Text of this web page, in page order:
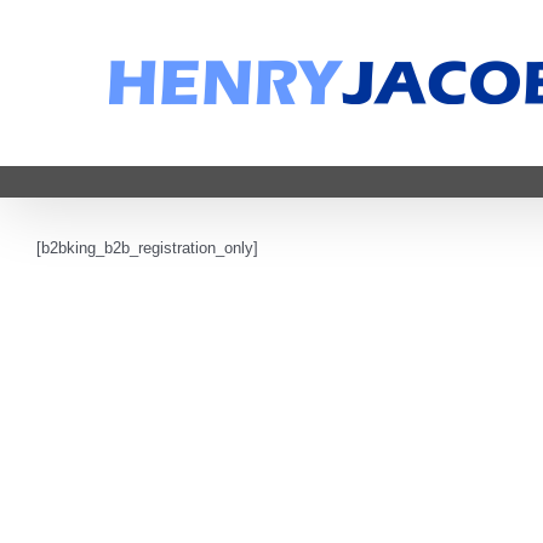
[b2bking_b2b_registration_only]